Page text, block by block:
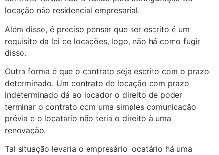
locação não residencial empresarial.
Além disso, é preciso pensar que ser escrito é um
requisito da lei de locações, logo, não há como fugir
disso.
Outra forma é que o contrato seja escrito com o prazo
determinado. Um contrato de locação com prazo
indeterminado dá ao locador o direito de poder
terminar o contrato com uma simples comunicação
prévia e o locatário não teria o direito à uma
renovação.
Tal situação levaria o empresário locatário há uma